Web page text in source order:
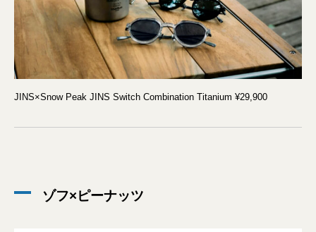
JINS×Snow Peak JINS Switch Combination Titanium ¥29,900
ゾフ×ピーナッツ